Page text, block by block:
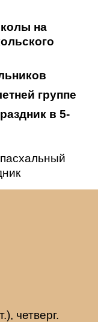
на
группе
в 5-
пасхальный
четверг.